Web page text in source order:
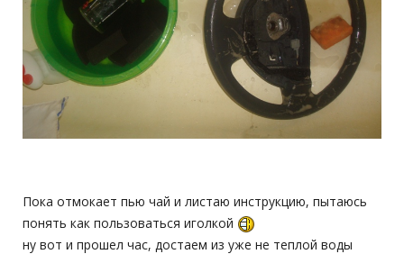
Пока отмокает пью чай и листаю инструкцию, пытаюсь
понять как пользоваться иголкой
ну вот и прошел час, достаем из уже не теплой воды